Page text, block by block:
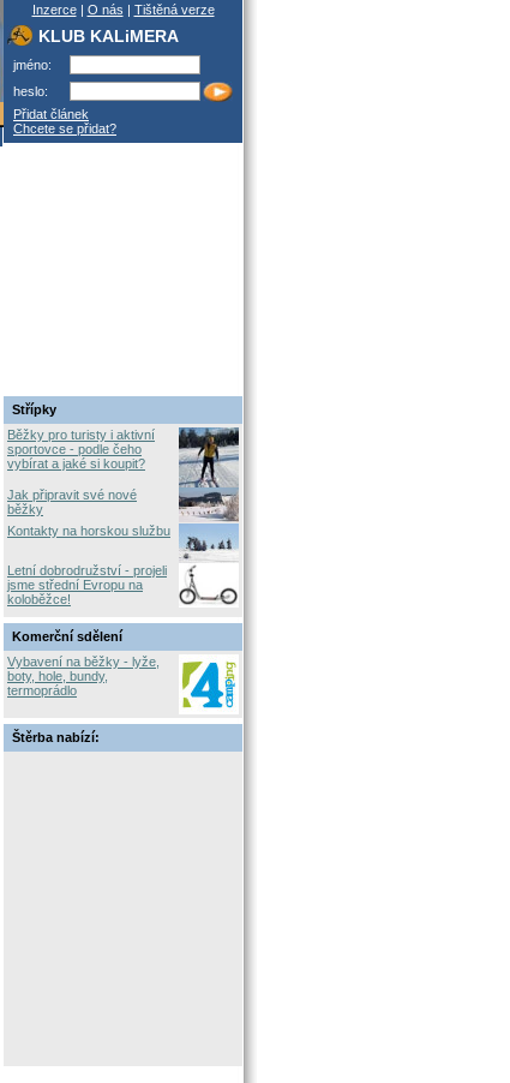
Inzerce| O nás | Tištěná verze
KLUB KALiMERA
jméno:
heslo:
Přidat článek
Chcete se přidat?
Střípky
Běžky pro turisty i aktivní
sportovce - podle čeho
vybírat a jaké si koupit?
Jak připravit své nové
běžky
Kontakty na horskou službu
Letní dobrodružství - projeli
jsme střední Evropu na
koloběžce!
Komerční sdělení
Vybavení na běžky - lyže,
boty, hole, bundy,
termoprádlo
Štěrba nabízí: